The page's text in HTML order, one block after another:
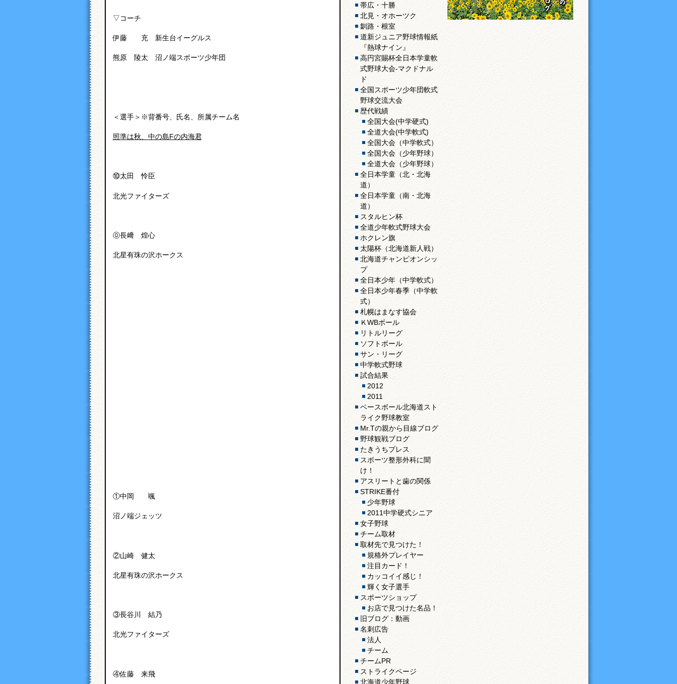
▽コーチ
伊藤 充 新生台イーグルス
熊原 陵太 沼ノ端スポーツ少年団
＜選手＞※背番号、氏名、所属チーム名
照準は秋、中の島Fの内海君
⑩太田 怜臣
北光ファイターズ
⓪長﨑 煌心
北星有珠の沢ホークス
①中岡 颯
沼ノ端ジェッツ
②山崎 健太
北星有珠の沢ホークス
③長谷川 結乃
北光ファイターズ
④佐藤 来飛
帯広・十勝
北見・オホーツク
釧路・根室
道新ジュニア野球情報紙
『熱球ナイン』
高円宮賜杯全日本学童軟
式野球大会-マクドナル
ド
全国スポーツ少年団軟式
野球交流大会
歴代戦績
全国大会(中学硬式)
全道大会(中学軟式)
全国大会（中学軟式）
全国大会（少年野球）
全道大会（少年野球）
全日本学童（北・北海
道）
全日本学童（南・北海
道）
スタルヒン杯
全道少年軟式野球大会
ホクレン旗
太陽杯（北海道新人戦）
北海道チャンピオンシッ
プ
全日本少年（中学軟式）
全日本少年春季（中学軟
式）
札幌はまなす協会
ＫWBボール
リトルリーグ
ソフトボール
サン・リーグ
中学軟式野球
試合結果
2012
2011
ベースボール北海道スト
ライク野球教室
Mr.Tの親から目線ブログ
野球観戦ブログ
たきうちプレス
スポーツ整形外科に聞
け！
アスリートと歯の関係
STRIKE番付
少年野球
2011中学硬式シニア
女子野球
チーム取材
取材先で見つけた！
規格外プレイヤー
注目カード！
カッコイイ感じ！
輝く女子選手
スポーツショップ
お店で見つけた名品！
旧ブログ：動画
名刺広告
法人
チーム
チームPR
ストライクページ
北海道少年野球